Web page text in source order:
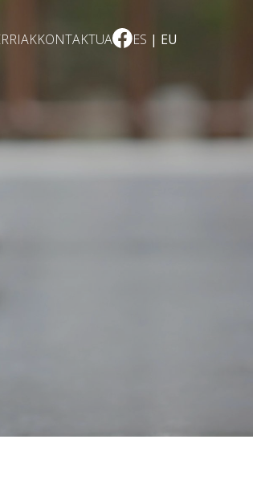
KONTAKTUA ES EU